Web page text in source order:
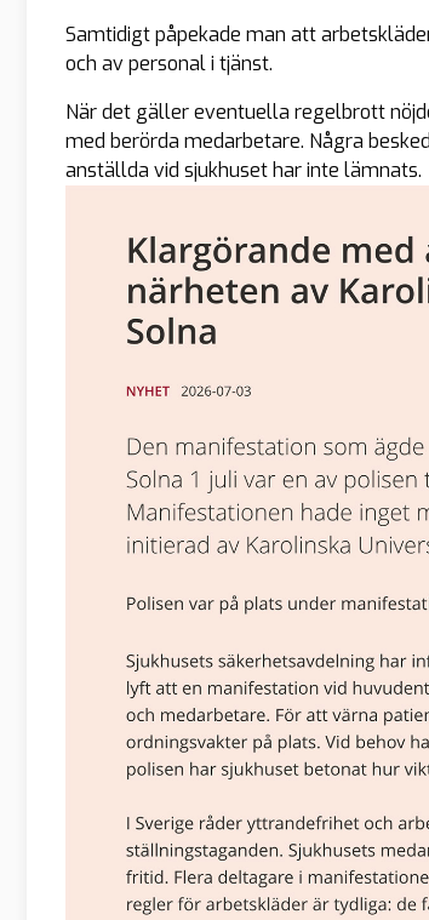
Samtidigt påpekade man att
och av personal i tjänst.
När det gäller eventuella regelbrott
med berörda medarbetare. Några
anställda vid sjukhuset har inte lämnats.